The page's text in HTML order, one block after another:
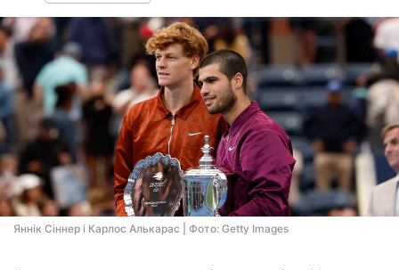
Яннік Сіннер і Карлос Алькарас | Фото: Getty Images